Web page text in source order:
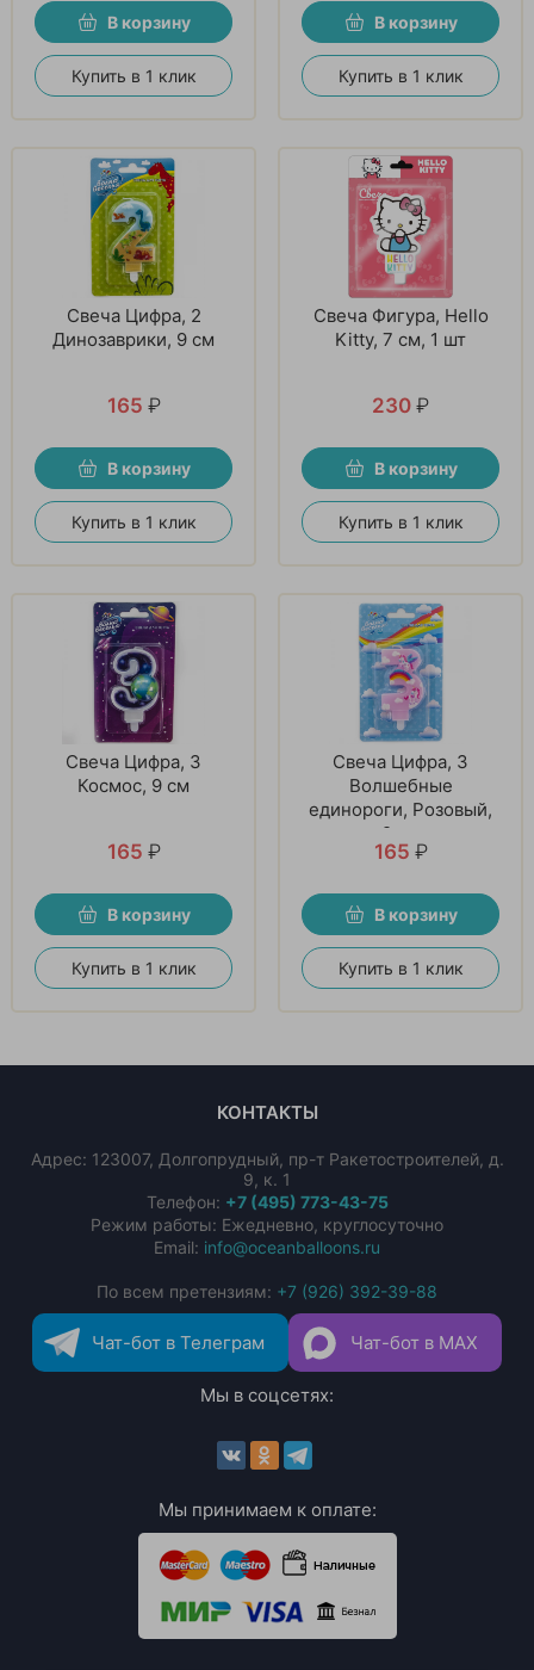
В корзину
Купить в 1 клик
В корзину
Купить в 1 клик
Свеча Цифра, 2
Динозаврики, 9 см
165 ₽
В корзину
Купить в 1 клик
Свеча Фигура, Hello
Kitty, 7 см, 1 шт
230 ₽
В корзину
Купить в 1 клик
Свеча Цифра, 3
Космос, 9 см
165 ₽
В корзину
Купить в 1 клик
Свеча Цифра, 3
Волшебные
единороги, Розовый,
9 см
165 ₽
В корзину
Купить в 1 клик
КОНТАКТЫ
Адрес: 123007, Долгопрудный, пр-т Ракетостроителей, д.
9, к. 1
Телефон: +7 (495) 773-43-75
Режим работы: Ежедневно, круглосуточно
Email: info@oceanballoons.ru
По всем претензиям: +7 (926) 392-39-88
Чат-бот в Телеграм Чат-бот в MAX
Мы в соцсетях:
Мы принимаем к оплате: